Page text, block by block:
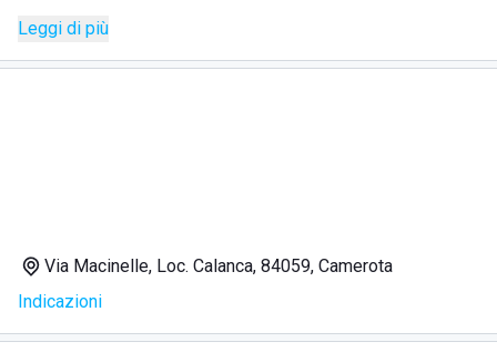
posizione centrale, lo stabilimento è facilmente
raggiungibile e vicino a tutti i principali servizi turistici.
piatti gustosi da godere con vista sul tramonto.
Leggi di più
Via Macinelle, Loc. Calanca, 84059, Camerota
Indicazioni